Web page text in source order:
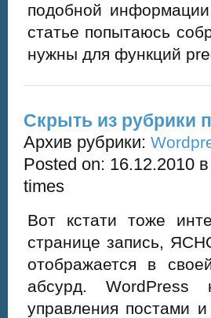
подобной
статье попытаюсь
нужны для функций
Скрыть из рубрики
Архив рубрики:
Posted on: 16.12.2010
times
Вот кстати тоже
странице запись,
отображается в
абсурд. WordPress
управления постами